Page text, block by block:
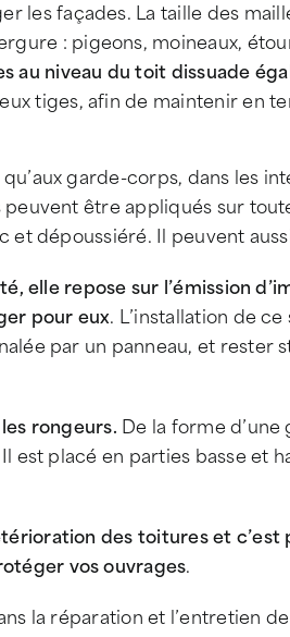
les façades. La taille des
: pigeons, moineaux,
au niveau du toit dissuade
tiges, afin de maintenir en
garde-corps, dans les
être appliqués sur
et dépoussiéré. Il peuvent
elle repose sur l’émission
pour eux. L’installation de
par un panneau, et rester
rongeurs. De la forme
placé en parties basse et
des toitures et
vos ouvrages.
la réparation et l’entretien